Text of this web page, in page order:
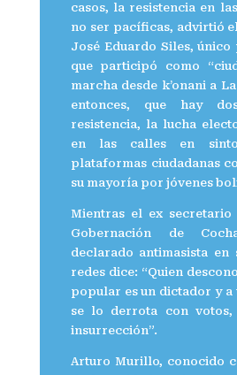
casos, la resistencia en
no ser pacíficas, advirtió
José Eduardo Siles,
que participó como
marcha desde k’onani a
entonces, que hay
resistencia, la lucha
en las calles en
plataformas ciudadanas
su mayoría por jóvenes
Mientras el ex
Gobernación de
declarado antimasista en
redes dice: “Quien
popular es un dictador y a
se lo derrota con
insurrección”.
Arturo Murillo, conocido